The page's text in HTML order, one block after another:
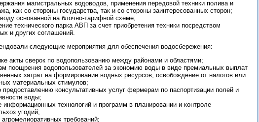
магистральных водоводов, применения передовой техники полива и
как со стороны государства, так и со стороны заинтересованных сторон;
основанной на блочно-тарифной схеме;
технического парка АВП за счет приобретения техники посредством
и других соглашений.
следующие мероприятия для обеспечения водосбережения:
акты сверок по водопользованию между районами и областями;
поощрения водопользователей за экономию воды в виде премиальных выплат
затрат на формирование водных ресурсов, освобождение от налогов или
материальных стимулов;
предоставлению консультативных услуг фермерам по паспортизации полей и
воды;
информационных технологий и программ в планировании и контроле
угодий;
требований;